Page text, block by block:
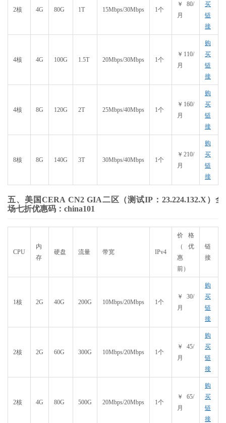
2核 4G 80G 1T 15Mbps/30Mbps 1个
￥80/
月
买
链
接
4核 4G 100G 1.5T 20Mbps/30Mbps 1个
￥110/
月
购
买
链
接
4核 8G 120G 2T 25Mbps/40Mbps 1个
￥160/
月
购
买
链
接
8核 8G 140G 3T 30Mbps/40Mbps 1个
￥210/
月
购
买
链
接
五、美国CERA CN2 GIA二区（测试IP：23.224.132.X）全
场七折优惠码：china101
CPU
内
存
硬盘 流量 带宽 IPv4
价格
（优
惠
前）
链
接
1核 2G 40G 200G 10Mbps/20Mbps 1个
￥30/
月
购
买
链
接
2核 2G 60G 300G 10Mbps/20Mbps 1个
￥45/
月
购
买
链
接
2核 4G 80G 500G 20Mbps/20Mbps 1个
￥65/
月
购
买
链
接